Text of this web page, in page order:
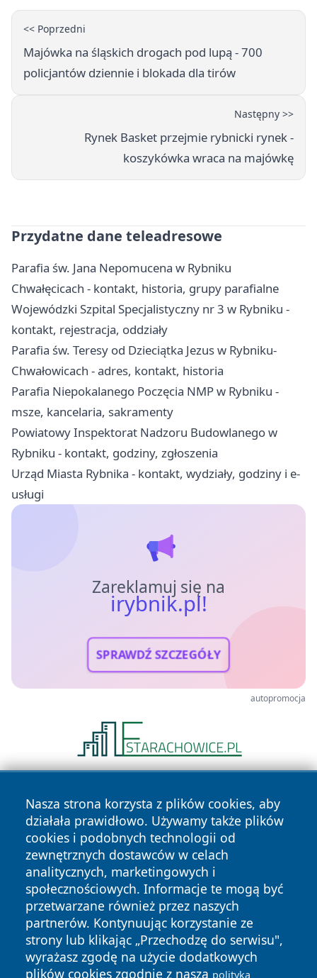
<< Poprzedni
Majówka na śląskich drogach pod lupą - 700
policjantów dziennie i blokada dla tirów
Następny >>
Rynek Basket przejmie rybnicki rynek -
koszykówka wraca na majówkę
Przydatne dane teleadresowe
Parafia św. Jana Nepomucena w Rybniku
Chwałęcicach - kontakt, historia, grupy parafialne
Wojewódzki Szpital Specjalistyczny nr 3 w Rybniku -
kontakt, rejestracja, oddziały
Parafia św. Teresy od Dzieciątka Jezus w Rybniku-
Chwałowicach - adres, kontakt, historia
Parafia Niepokalanego Poczęcia NMP w Rybniku -
msze, kancelaria, sakramenty
Powiatowy Inspektorat Nadzoru Budowlanego w
Rybniku - kontakt, godziny, zgłoszenia
Urząd Miasta Rybnika - kontakt, wydziały, godziny i e-
usługi
Zareklamuj się na
irybnik.pl!
SPRAWDŹ SZCZEGÓŁY
autopromocja
Nasza strona korzysta z plików cookies, aby
działała prawidłowo. Używamy także plików
cookies i podobnych technologii od
zewnętrznych dostawców w celach
analitycznych, marketingowych i
społecznościowych. Informacje te mogą być
przetwarzane również przez naszych
partnerów. Kontynuując korzystanie ze
strony lub klikając „Przechodzę do serwisu",
wyrażasz zgodę na użycie dodatkowych
plików cookies zgodnie z naszą polityką
Copyright © 2026 irybnik.pl Wszystkie prawa zastrzeżone.
News Autorzy
Polityka
Prywatności
Polityka
Cookies